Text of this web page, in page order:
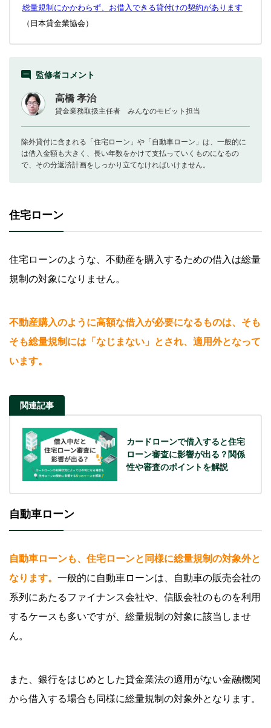
総量規制にかかわらず、お借入できる貸付けの契約があります
（日本貸金業協会）
監修者コメント
高橋 孝治
貸金業務取扱主任者 みんなのモビット担当
除外貸付に含まれる「住宅ローン」や「自動車ローン」は、一般的に
は借入金額も大きく、長い年数をかけて支払っていくものになるの
で、その分返済計画をしっかり立てなければいけません。
住宅ローン
住宅ローンのような、不動産を購入するための借入は総量
規制の対象になりません。
不動産購入のように高額な借入が必要になるものは、そも
そも総量規制には「なじまない」とされ、適用外となって
います。
関連記事
カードローンで借入すると住宅
ローン審査に影響が出る？関係
性や審査のポイントを解説
自動車ローン
自動車ローンも、住宅ローンと同様に総量規制の対象外と
なります。 一般的に自動車ローンは、自動車の販売会社の
系列にあたるファイナンス会社や、信販会社のものを利用
するケースも多いですが、総量規制の対象に該当しませ
ん。
また、銀行をはじめとした貸金業法の適用がない金融機関
から借入する場合も同様に総量規制の対象外となります。